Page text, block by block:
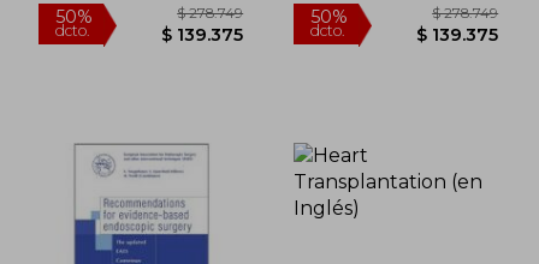
50%
dcto.
$ 294.714